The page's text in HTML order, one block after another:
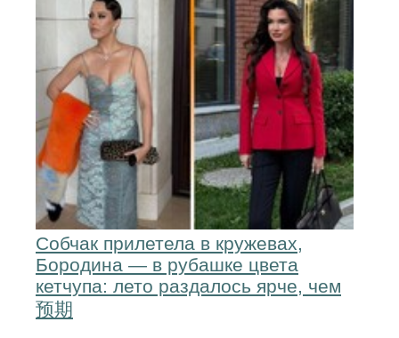
Собчак прилетела в кружевах,
Бородина — в рубашке цвета
кетчупа: лето раздалось ярче, чем
预期